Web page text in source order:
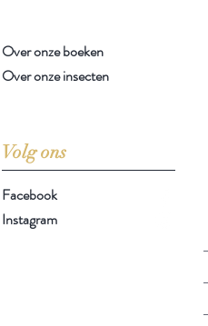
Volg ons
Facebook
Instagram
Over onze boeken
Over onze insecten